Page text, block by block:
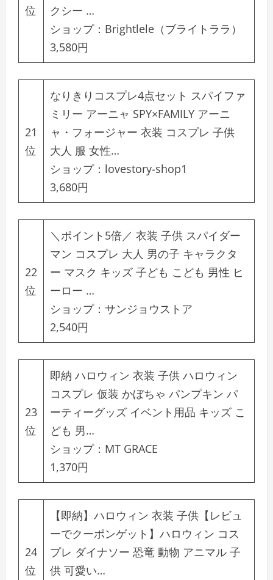
位
クシー …
ショップ： Brightlele（ブライトララ）
3,580円
21
位
なりきりコスプレ4点セット スパイファ
ミリー アーニャ SPY×FAMILY アーニ
ャ・フォージャー 衣装 コスプレ 子供
大人 服 女性…
ショップ： lovestory-shop1
3,680円
22
位
＼ポイント5倍／ 衣装 子供 スパイダー
マン コスプレ 大人 男の子 キャラクタ
ー マスク キッズ 子ども こども 男性 ヒ
ーロー …
ショップ： サンジョウストア
2,540円
23
位
即納 ハロウィン 衣装 子供 ハロウィン
コスプレ 仮装 かぼちゃ パンプキン パ
ーティーグッズ イベント用品 キッズ こ
ども 男…
ショップ： MT GRACE
1,370円
24
位
【即納】ハロウィン 衣装 子供【レビュ
ーでクーポンゲット】ハロウィン コス
プレ ダイナソー 恐竜 動物 アニマル 子
供 可愛い…